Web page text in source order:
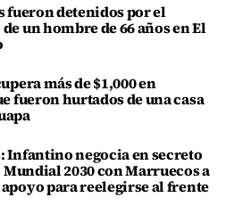
fueron detenidos por el
un hombre de 66 años en El
más de $1,000 en
fueron hurtados de una casa
Infantino negocia en secreto
2030 con Marruecos a
para reelegirse al frente